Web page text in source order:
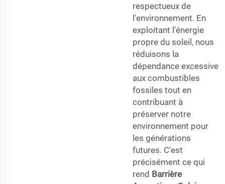
respectueux de
l'environnement. En
exploitant l'énergie
propre du soleil, nous
réduisons la
dépendance excessive
aux combustibles
fossiles tout en
contribuant à
préserver notre
environnement pour
les générations
futures. C'est
précisément ce qui
rend Barrière